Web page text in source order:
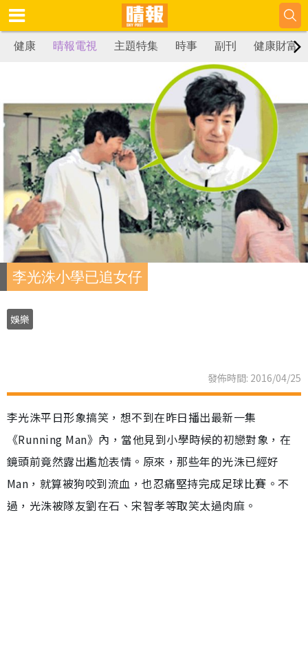
健康 晴報電視 主題特集 時事 副刊 健康財富
李光洙小學已追女仔
娛樂
發佈時間: 2016/04/25
李光洙平日形象搞笑，想不到在昨日播出最新一集
《Running Man》內，當他見到小學時候的初戀對象，在
鏡頭前竟然露出尷尬表情。原來，那些年的光洙已經好
Man，就算被狗咬到流血，也忍痛堅持完成足球比賽。不
過，光洙被隊友劉在石、宋智孝等取笑太過肉麻。